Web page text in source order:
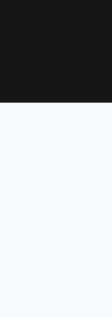
Trysil som